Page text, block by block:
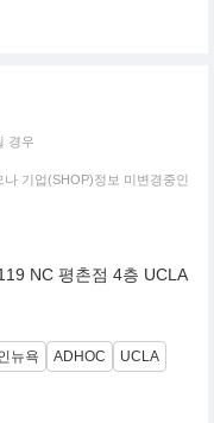
경우
기업(SHOP)정보 미변경중인
NC 평촌점 4층 UCLA
뉴욕 ADHOC UCLA